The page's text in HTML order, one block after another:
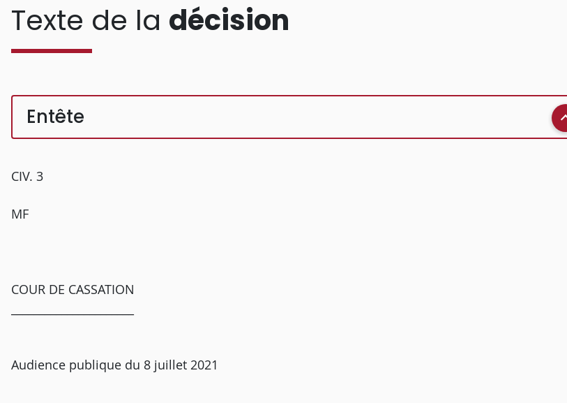
Texte de la décision
Entête
CIV. 3
MF
COUR DE CASSATION
Audience publique du 8 juillet 2021